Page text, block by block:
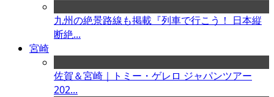
九州の絶景路線も掲載『列車で行こう！ 日本縦
断絶...
宮崎
佐賀＆宮崎｜トミー・ゲレロ ジャパンツアー
202...